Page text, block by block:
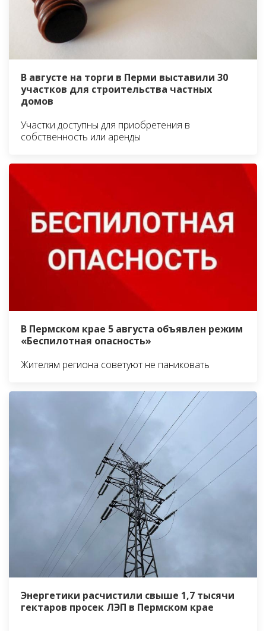
В августе на торги в Перми выставили 30
участков для строительства частных
домов
Участки доступны для приобретения в
собственность или аренды
В Пермском крае 5 августа объявлен режим
«Беспилотная опасность»
Жителям региона советуют не паниковать
Энергетики расчистили свыше 1,7 тысячи
гектаров просек ЛЭП в Пермском крае